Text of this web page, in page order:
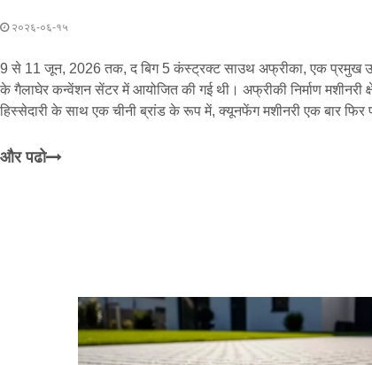
२०२६-०६-१५
9 से 11 जून, 2026 तक, द बिग 5 कंस्ट्रक्ट साउथ अफ्रीका, एक प्रमुख
के गैलाघेर कन्वेंशन सेंटर में आयोजित की गई थी। अफ्रीकी निर्माण मशीनरी
हिस्सेदारी के साथ एक चीनी ब्रांड के रूप में, क्यूनफेंग मशीनरी एक बार फिर
और पढो